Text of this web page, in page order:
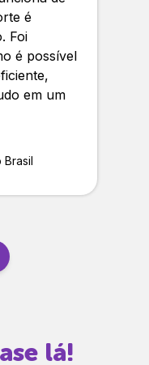
é
Foi
é possível
em um
lá!